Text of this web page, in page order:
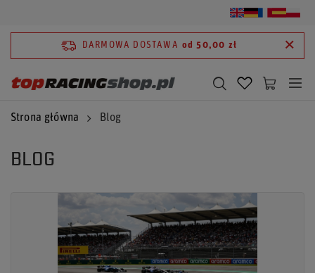
DARMOWA DOSTAWA od 50,00 zł
Strona główna Blog
BLOG